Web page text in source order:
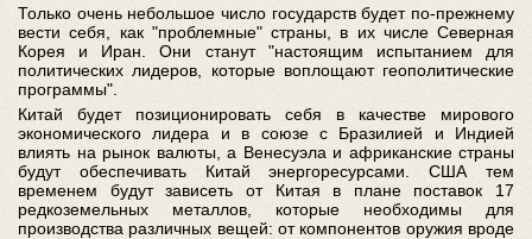
Только очень небольшое число государств будет по-прежнему
вести себя, как "проблемные" страны, в их числе Северная
Корея и Иран. Они станут "настоящим испытанием для
политических лидеров, которые воплощают геополитические
программы".
Китай будет позиционировать себя в качестве мирового
экономического лидера и в союзе с Бразилией и Индией
влиять на рынок валюты, а Венесуэла и африканские страны
будут обеспечивать Китай энергоресурсами. США тем
временем будут зависеть от Китая в плане поставок 17
редкоземельных металлов, которые необходимы для
производства различных вещей: от компонентов оружия вроде